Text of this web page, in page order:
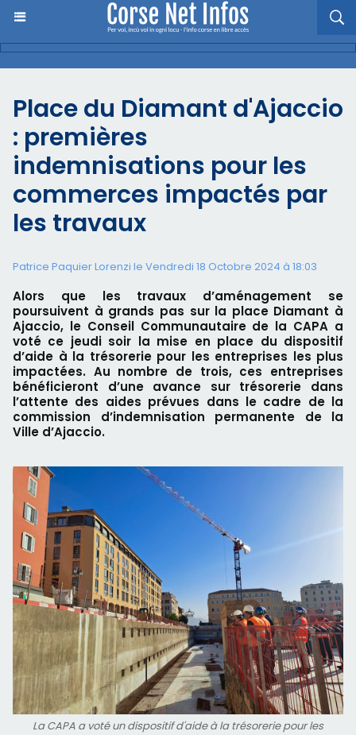
Place du Diamant d'Ajaccio
: premières
indemnisations pour les
commerces impactés par
les travaux
Patrice Paquier Lorenzi le Vendredi 18 Octobre 2024 à 18:03
Alors que les travaux d’aménagement se
poursuivent à grands pas sur la place Diamant à
Ajaccio, le Conseil Communautaire de la CAPA a
voté ce jeudi soir la mise en place du dispositif
d’aide à la trésorerie pour les entreprises les plus
impactées. Au nombre de trois, ces entreprises
bénéficieront d’une avance sur trésorerie dans
l’attente des aides prévues dans le cadre de la
commission d’indemnisation permanente de la
Ville d’Ajaccio.
La CAPA a voté un dispositif d'aide à la trésorerie pour les